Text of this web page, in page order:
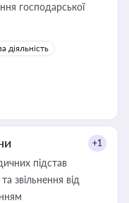
господарської
діяльність
+1
підстав
звільнення від